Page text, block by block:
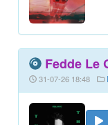
Fedde Le
31-07-26 18:48